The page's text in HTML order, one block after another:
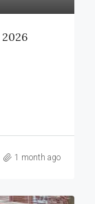
1 month ago